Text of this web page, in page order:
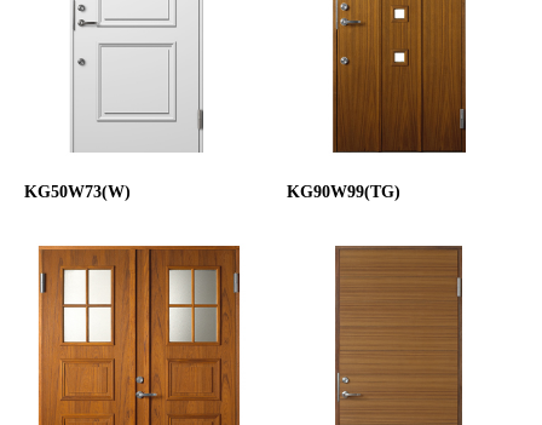
KG50W73(W) KG90W99(TG)